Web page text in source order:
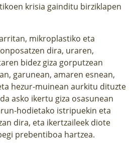
krisia gainditu birziklapen
mikroplastiko eta
dira, uraren,
bidez giza gorputzean
garunean, amaren esnean,
hezur-muinean aurkitu dituzte
asko ikertu giza osasunean
hodietako istripuekin eta
dira, eta ikertzaileek diote
prebentiboa hartzea.